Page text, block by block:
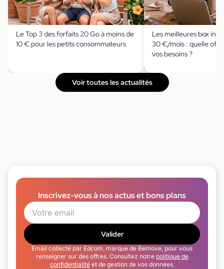
Le Top 3 des forfaits 20 Go à moins de
10 € pour les petits consommateurs
Les meilleures box
30 €/mois : quelle
vos besoins ?
Voir toutes les actualités
Inscrivez-vous à nos actus et bons plans
Valider
Email collecté par Edcom, marque de Bemove, pour vous
renseigner sur des offres. Consultez notre politique de
confidentialitéet de gestion de vos données.